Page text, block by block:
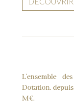
L’ensemble
Dotation, depuis
M€.